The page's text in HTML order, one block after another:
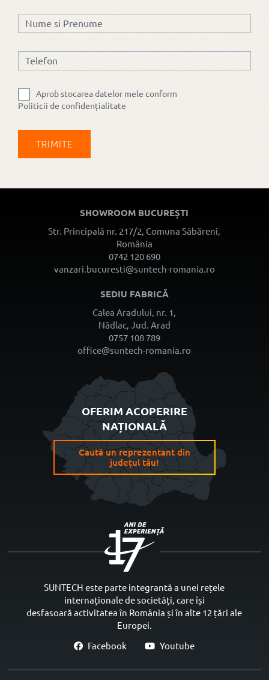
Low Cost
prețurile
neschimbate
Aprob stocarea datelor mele conform
Politicii de confidențialitate
SHOWROOM BUCUREȘTI
Str. Principală nr. 217/2, Comuna Săbăreni,
România
0742 120 690
vanzari.bucuresti@suntech-romania.ro
SEDIU FABRICĂ
Calea Aradului, nr. 1,
Nădlac, Jud. Arad
0757 108 789
office@suntech-romania.ro
OFERIM ACOPERIRE
NAȚIONALĂ
Caută un reprezentant din
județul tău!
SUNTECH este parte integrantă a unei rețele
internaționale de societăți, care își
desfasoară activitatea în România și în alte 12 țări ale
Europei.
Facebook
Youtube